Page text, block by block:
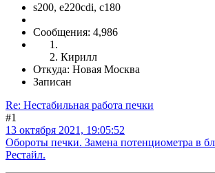
s200, е220cdi, с180
Сообщения: 4,986
Кирилл
Откуда: Новая Москва
Записан
Re: Нестабильная работа печки
#1
13 октября 2021, 19:05:52
Обороты печки. Замена потенциометра в
Рестайл.